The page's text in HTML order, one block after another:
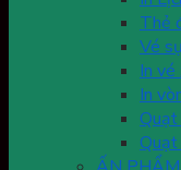
Thẻ
Vé
In
In
Quạt